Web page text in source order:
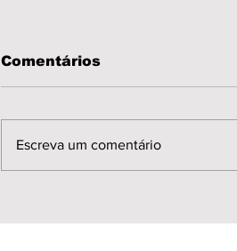
Comentários
Escreva um comentário